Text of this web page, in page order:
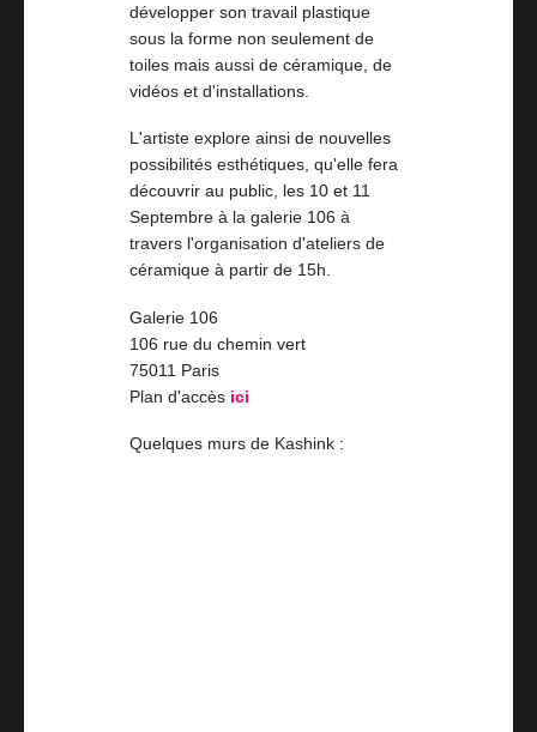
développer son travail plastique
sous la forme non seulement de
toiles mais aussi de céramique, de
vidéos et d'installations.
L'artiste explore ainsi de nouvelles
possibilités esthétiques, qu'elle fera
découvrir au public, les 10 et 11
Septembre à la galerie 106 à
travers l'organisation d'ateliers de
céramique à partir de 15h.
Galerie 106
106 rue du chemin vert
75011 Paris
Plan d'accès ici
Quelques murs de Kashink :